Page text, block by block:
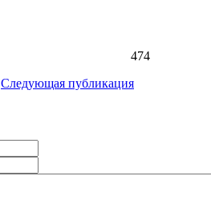
474
Следующая публикация